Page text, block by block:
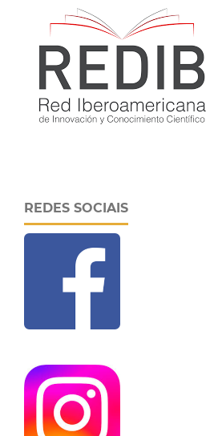
REDES SOCIAIS